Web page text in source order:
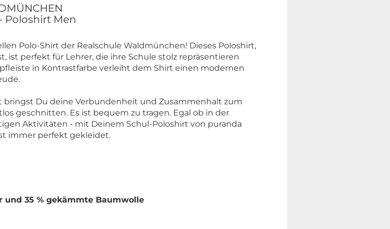
Poloshirt Men
Polo-Shirt der Realschule Waldmünchen! Dieses Poloshirt,
ist perfekt für Lehrer, die ihre Schule stolz repräsentieren
in Kontrastfarbe verleiht dem Shirt einen modernen
bringst Du deine Verbundenheit und Zusammenhalt zum
geschnitten. Es ist bequem zu tragen. Egal ob in der
Aktivitäten - mit Deinem Schul-Poloshirt von puranda
immer perfekt gekleidet.
und 35 % gekämmte Baumwolle